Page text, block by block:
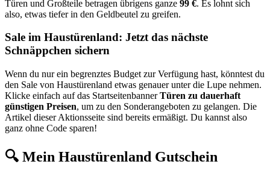
Türen und Großteile betragen übrigens ganze 99 €. Es lohnt sich
also, etwas tiefer in den Geldbeutel zu greifen.
Sale im Haustürenland: Jetzt das nächste
Schnäppchen sichern
Wenn du nur ein begrenztes Budget zur Verfügung hast, könntest du
den Sale von Haustürenland etwas genauer unter die Lupe nehmen.
Klicke einfach auf das StartseitenbannerTüren zu dauerhaft
günstigen Preisen, um zu den Sonderangeboten zu gelangen. Die
Artikel dieser Aktionsseite sind bereits ermäßigt. Du kannst also
ganz ohne Code sparen!
🔍 Mein Haustürenland Gutschein